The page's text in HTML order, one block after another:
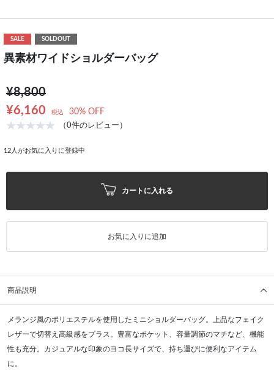
SALE SOLDOUT
異素材ワイドショルダーバッグ
¥8,800
¥6,160
税込 30% OFF
（0件のレビュー）
12 人がお気に入りに登録中
カートに入れる
お気に入りに追加
商品説明
メランジ風のポリエステルを使用したミニショルダーバッグ。上品なフェイク
レザーで切替え高級感をプラス。豊富なポケット、容量調節のマチなど、機能
性も充分。カジュアルな印象のヨコ長サイズで、持ち運びに便利なアイテム
に。